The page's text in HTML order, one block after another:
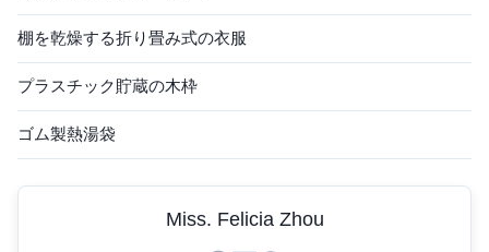
棚を乾燥する折り畳み式の衣服
プラスチック貯蔵の木枠
ゴム製熱湯袋
Miss. Felicia Zhou